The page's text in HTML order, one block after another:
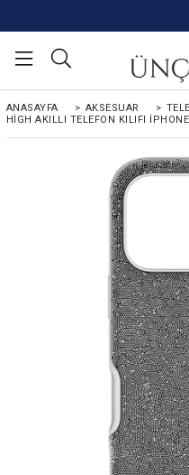
ANASAYFA > AKSESUAR >
HIGH AKILLI TELEFON KILIFI